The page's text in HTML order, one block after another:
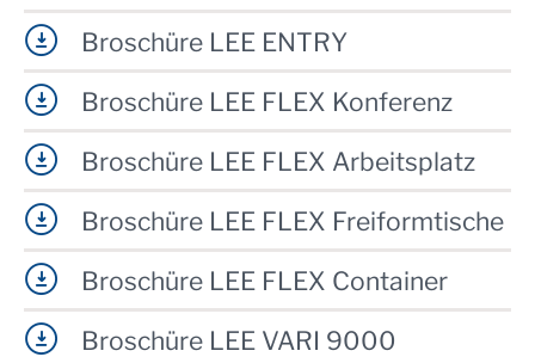
Broschüre LEE ENTRY
Broschüre LEE FLEX Konferenz
Broschüre LEE FLEX Arbeitsplatz
Broschüre LEE FLEX Freiformtische
Broschüre LEE FLEX Container
Broschüre LEE VARI 9000